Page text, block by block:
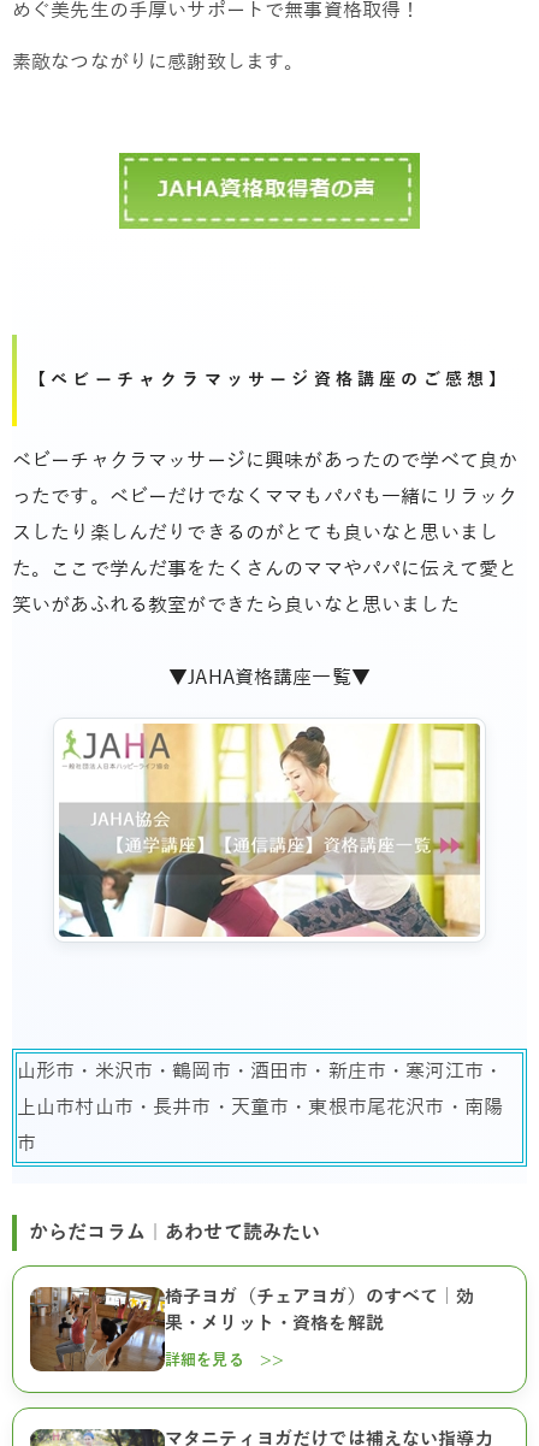
めぐ美先生の手厚いサポートで無事資格取得！
素敵なつながりに感謝致します。
【ベビーチャクラマッサージ資格講座のご感想】
ベビーチャクラマッサージに興味があったので学べて良か
ったです。ベビーだけでなくママもパパも一緒にリラック
スしたり楽しんだりできるのがとても良いなと思いまし
た。ここで学んだ事をたくさんのママやパパに伝えて愛と
笑いがあふれる教室ができたら良いなと思いました
▼JAHA資格講座一覧▼
山形市・米沢市・鶴岡市・酒田市・新庄市・寒河江市・
上山市村山市・長井市・天童市・東根市尾花沢市・南陽
市
からだコラム｜あわせて読みたい
椅子ヨガ（チェアヨガ）のすべて｜効
果・メリット・資格を解説
詳細を見る >>
マタニティヨガだけでは補えない指導力